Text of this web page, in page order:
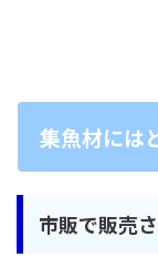
集魚材には
市販で販売